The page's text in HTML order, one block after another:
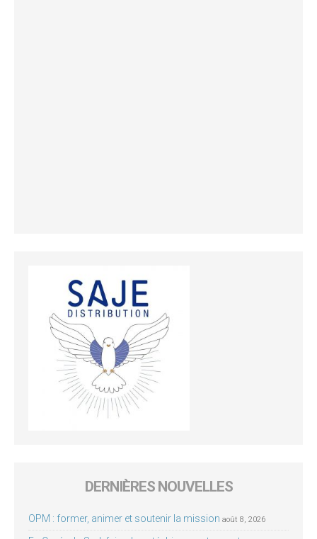
DERNIÈRES NOUVELLES
OPM : former, animer et soutenir la mission août 8, 2026